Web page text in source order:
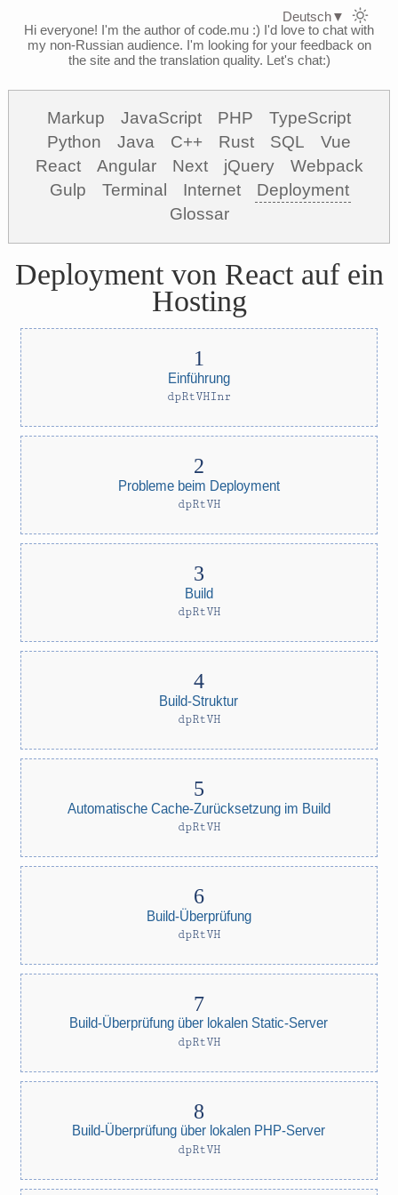
Hi everyone! I'm the author of code.mu :) I'd love to chat with
my non-Russian audience. I'm looking for your feedback on
the site and the translation quality. Let's chat:)
Markup JavaScript PHP
TypeScript
Python
Java C++ Rust SQL
Vue
React
Angular Next jQuery
Webpack
Gulp
Terminal Internet
Deployment
Glossar
Deployment von React auf ein
Hosting
Einführung
dpRtVHInr
Probleme beim Deployment
dpRtVH
Build
dpRtVH
Build-Struktur
dpRtVH
Automatische Cache-Zurücksetzung im Build
dpRtVH
Build-Überprüfung
dpRtVH
Build-Überprüfung über lokalen Static-Server
dpRtVH
Build-Überprüfung über lokalen PHP-Server
dpRtVH
Deutsch▼